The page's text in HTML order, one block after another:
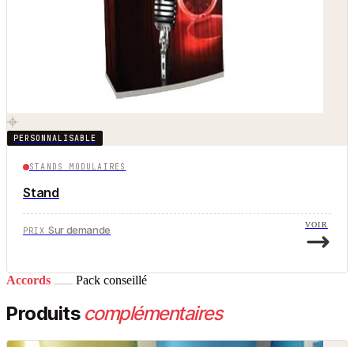
PERSONNALISABLE
STANDS MODULAIRES
Stand
PRIX Sur demande VOIR
Accords Pack conseillé
Produits complémentaires